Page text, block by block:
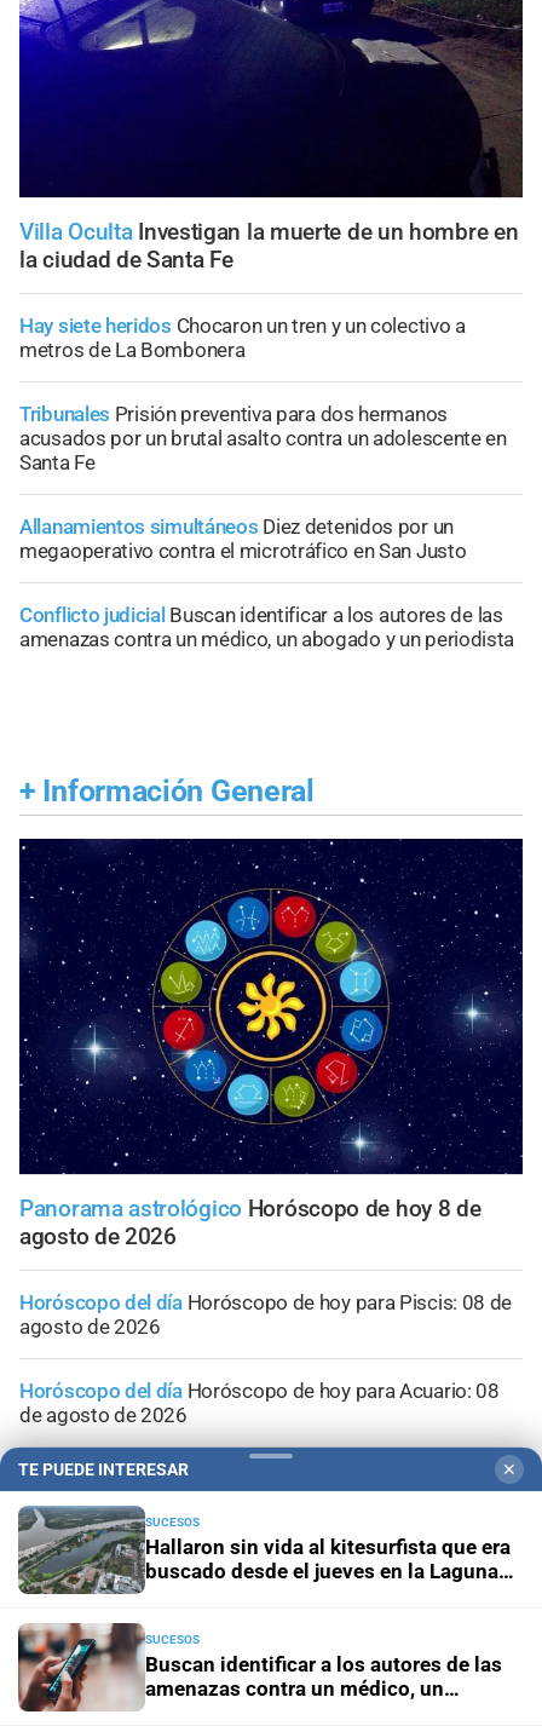
Villa Oculta Investigan la muerte de un hombre en
la ciudad de Santa Fe
Hay siete heridos Chocaron un tren y un colectivo a
metros de La Bombonera
Tribunales Prisión preventiva para dos hermanos
acusados por un brutal asalto contra un adolescente en
Santa Fe
Allanamientos simultáneos Diez detenidos por un
megaoperativo contra el microtráfico en San Justo
Conflicto judicial Buscan identificar a los autores de las
amenazas contra un médico, un abogado y un periodista
+ Información General
Panorama astrológico Horóscopo de hoy 8 de
agosto de 2026
Horóscopo del día Horóscopo de hoy para Piscis: 08 de
agosto de 2026
Horóscopo del día Horóscopo de hoy para Acuario: 08
de agosto de 2026
Horóscopo del día Horóscopo de hoy para Capricornio:
08 de agosto de 2026
Horóscopo del díaHoróscopo de hoy para Sagitario: 08
de agosto de 2026
TE PUEDE INTERESAR ✕
SUCESOS
Hallaron sin vida al kitesurfista que era
buscado desde el jueves en la Laguna
SUCESOS
Buscan identificar a los autores de las
amenazas contra un médico, un